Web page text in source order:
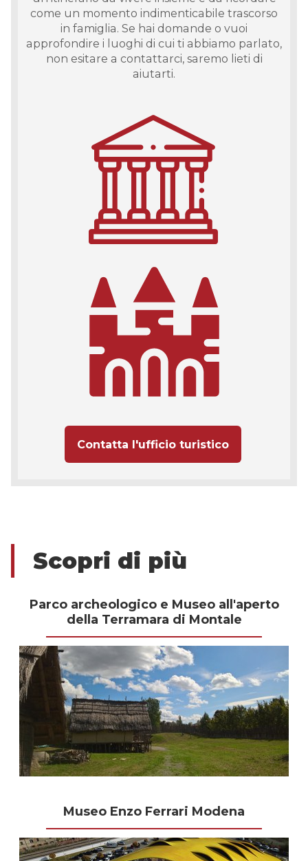
come un momento indimenticabile trascorso
in famiglia. Se hai domande o vuoi
approfondire i luoghi di cui ti abbiamo parlato,
non esitare a contattarci, saremo lieti di
aiutarti.
Contatta l'ufficio turistico
Scopri di più
Parco archeologico e Museo all'aperto
della Terramara di Montale
Museo Enzo Ferrari Modena